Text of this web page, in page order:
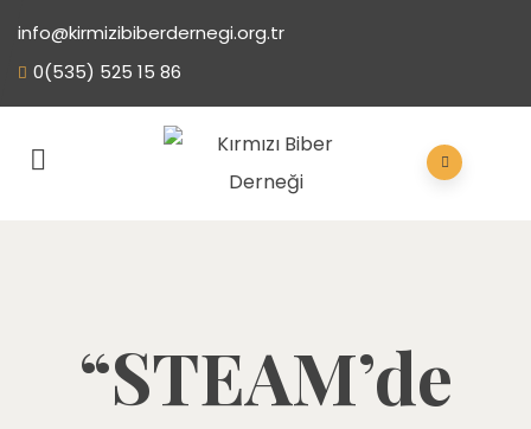
info@kirmizibiberdernegi.org.tr
0(535) 525 15 86
“STEAM’de